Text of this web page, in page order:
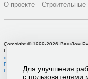
О проекте
Copyright © 1999-2026 ВашДом.Ру
По вопросам связанным с
поддержки
Политика в отношении
Пользовательское соглашение
Для улучшения
с